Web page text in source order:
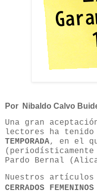
Por Nibaldo Calvo
Una gran
lectores ha tenido
TEMPORADA, en el
Pardo Bernal
Nuestros artículos
CERRADOS